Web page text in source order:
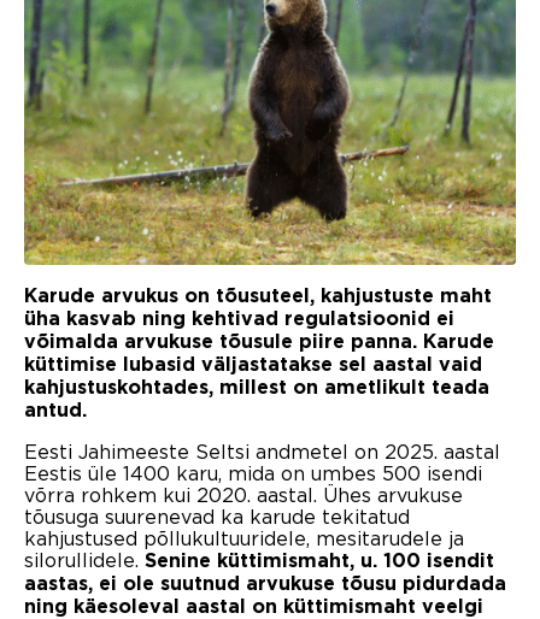
Karude arvukus on tõusuteel, kahjustuste maht
üha kasvab ning kehtivad regulatsioonid ei
võimalda arvukuse tõusule piire panna. Karude
küttimise lubasid väljastatakse sel aastal vaid
kahjustuskohtades, millest on ametlikult teada
antud.
Eesti Jahimeeste Seltsi andmetel on 2025. aastal
Eestis üle 1400 karu, mida on umbes 500 isendi
võrra rohkem kui 2020. aastal. Ühes arvukuse
tõusuga suurenevad ka karude tekitatud
kahjustused põllukultuuridele, mesitarudele ja
silorullidele. Senine küttimismaht, u. 100 isendit
aastas, ei ole suutnud arvukuse tõusu pidurdada
ning käesoleval aastal on küttimismaht veelgi